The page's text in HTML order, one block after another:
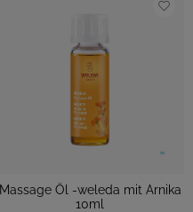
Massage Öl -weleda mit Arnika
10ml